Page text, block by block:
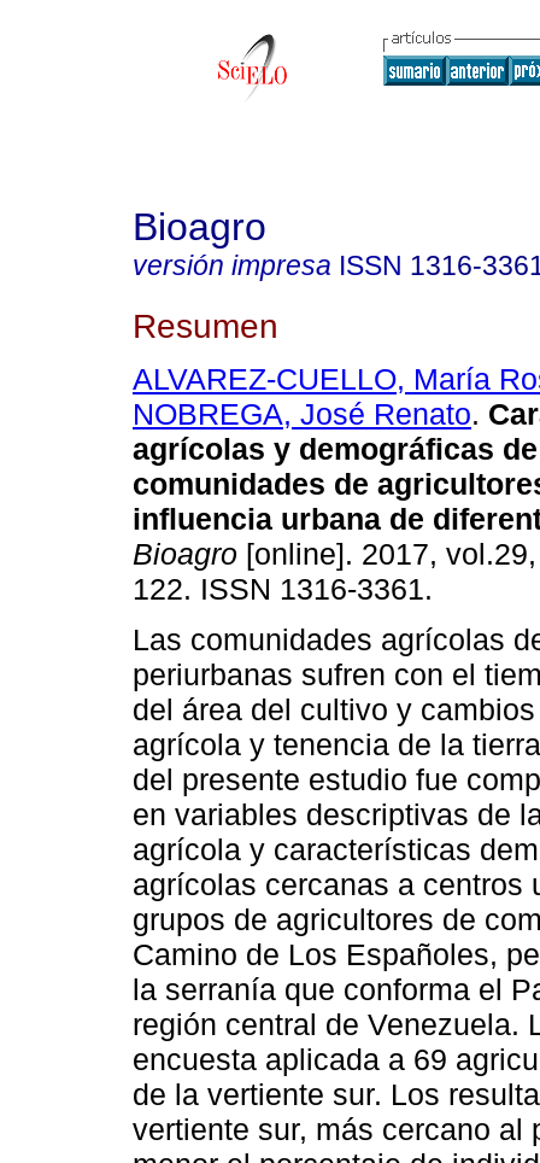
Bioagro
versión impresa ISSN 1316-
Resumen
ALVAREZ-CUELLO, María
NOBREGA, José Renato.
agrícolas y demográficas
comunidades de
influencia urbana de
Bioagro [online]. 2017,
122. ISSN 1316-3361.
Las comunidades agrícolas
periurbanas sufren con el
del área del cultivo y
agrícola y tenencia de la
del presente estudio fue
en variables descriptivas de
agrícola y características
agrícolas cercanas a centros
grupos de agricultores de
Camino de Los Españoles,
la serranía que conforma el
región central de Venezuela.
encuesta aplicada a 69
de la vertiente sur. Los
vertiente sur, más cercano al